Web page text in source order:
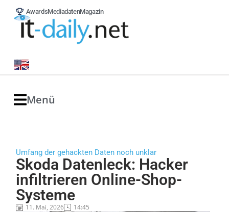
AwardsMediadatenMagazin
Menü
Umfang der gehackten Daten noch unklar
Skoda Datenleck: Hacker
infiltrieren Online-Shop-
Systeme
11. Mai, 2026 14:45